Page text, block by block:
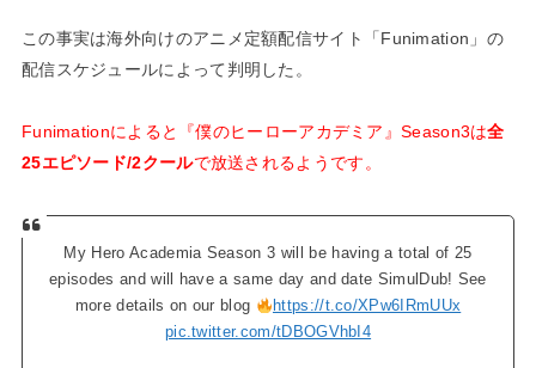
この事実は海外向けのアニメ定額配信サイト「Funimation」の
配信スケジュールによって判明した。
Funimationによると『僕のヒーローアカデミア』Season3は全
25エピソード/2クールで放送されるようです。
My Hero Academia Season 3 will be having a total of 25
episodes and will have a same day and date SimulDub! See
more details on our blog
https://t.co/XPw6IRmUUx
pic.twitter.com/tDBOGVhbI4